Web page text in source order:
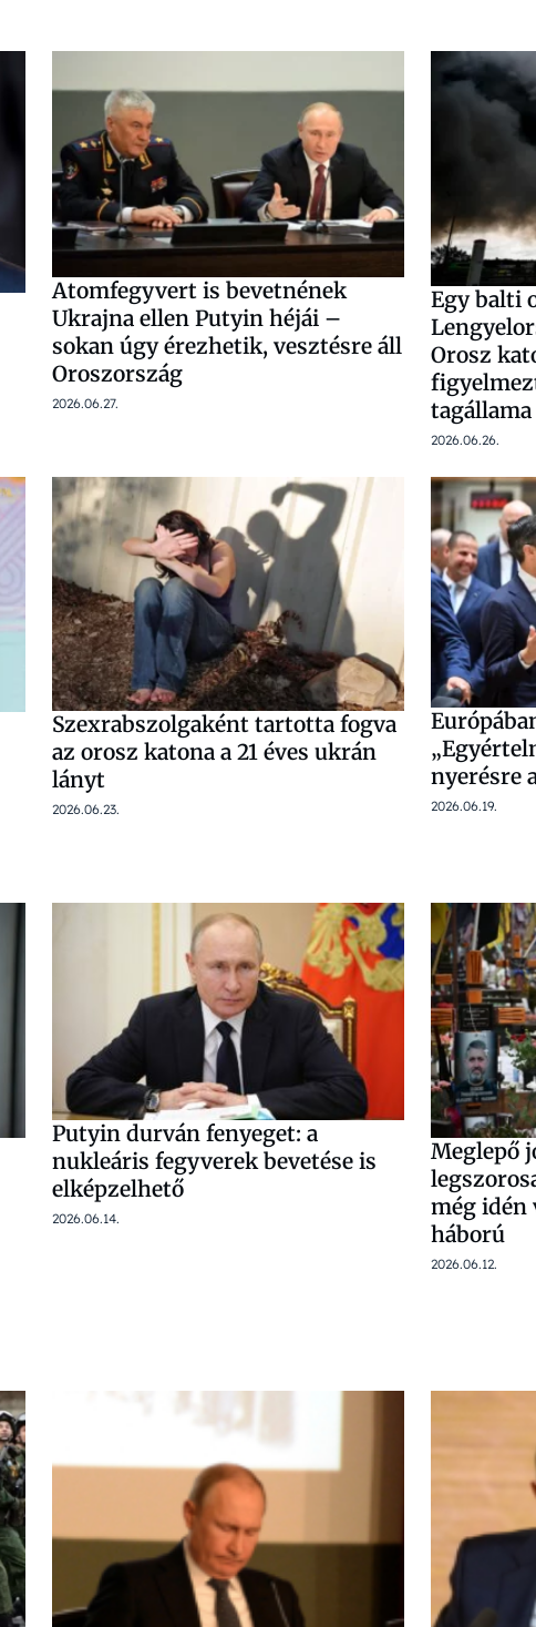
Atomfegyvert is bevetnének
Ukrajna ellen Putyin héjái –
sokan úgy érezhetik, vesztésre áll
Oroszország
2026.06.27.
Egy balti
Orosz
tagállama
2026.06.26.
Szexrabszolgaként tartotta fogva
az orosz katona a 21 éves ukrán
lányt
2026.06.23.
nyerésre
2026.06.19.
Putyin durván fenyeget: a
nukleáris fegyverek bevetése is
elképzelhető
2026.06.14.
Meglepő
még idén
háború
2026.06.12.